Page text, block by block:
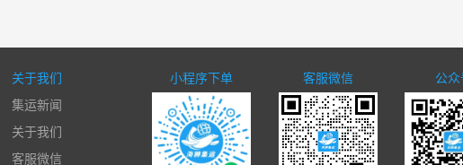
关于我们
集运新闻
关于我们
客服微信
小程序下单 客服微信 公众